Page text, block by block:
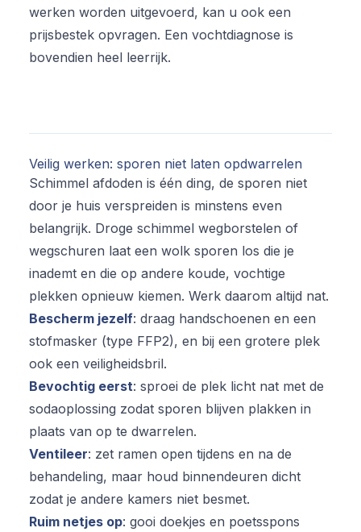
werken worden uitgevoerd, kan u ook een
prijsbestek opvragen. Een vochtdiagnose is
bovendien heel leerrijk.
Veilig werken: sporen niet laten opdwarrelen
Schimmel afdoden is één ding, de sporen niet
door je huis verspreiden is minstens even
belangrijk. Droge schimmel wegborstelen of
wegschuren laat een wolk sporen los die je
inademt en die op andere koude, vochtige
plekken opnieuw kiemen. Werk daarom altijd nat.
Bescherm jezelf: draag handschoenen en een
stofmasker (type FFP2), en bij een grotere plek
ook een veiligheidsbril.
Bevochtig eerst: sproei de plek licht nat met de
sodaoplossing zodat sporen blijven plakken in
plaats van op te dwarrelen.
Ventileer: zet ramen open tijdens en na de
behandeling, maar houd binnendeuren dicht
zodat je andere kamers niet besmet.
Ruim netjes op: gooi doekjes en poetsspons